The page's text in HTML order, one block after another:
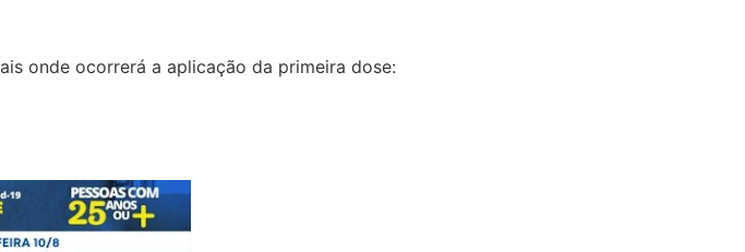
onde ocorrerá a aplicação da primeira dose: